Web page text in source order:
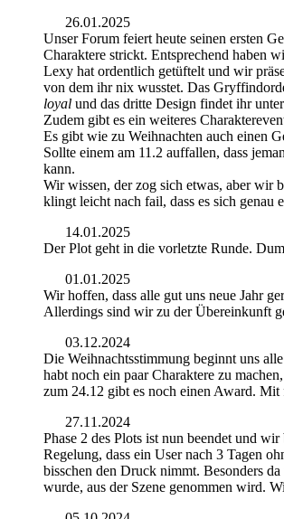
26.01.2025
Unser Forum feiert heute seinen ersten
Charaktere strickt. Entsprechend haben
Lexy hat ordentlich getüftelt und wir
von dem ihr nix wusstet. Das
loyal und das dritte Design findet ihr
Zudem gibt es ein weiteres
Es gibt wie zu Weihnachten auch einen
Sollte einem am 11.2 auffallen, dass
kann.
Wir wissen, der zog sich etwas, aber wir
klingt leicht nach fail, dass es sich genau
14.01.2025
Der Plot geht in die vorletzte Runde.
01.01.2025
Wir hoffen, dass alle gut uns neue Jahr
Allerdings sind wir zu der Übereinkunft
03.12.2024
Die Weihnachtsstimmung beginnt uns
habt noch ein paar Charaktere zu
zum 24.12 gibt es noch einen Award.
27.11.2024
Phase 2 des Plots ist nun beendet und
Regelung, dass ein User nach 3 Tagen
bisschen den Druck nimmt. Besonders
wurde, aus der Szene genommen wird.